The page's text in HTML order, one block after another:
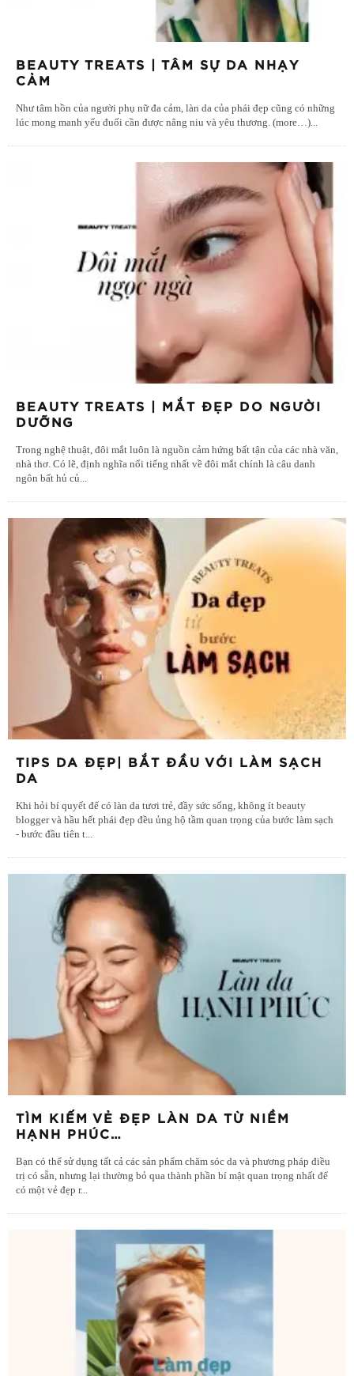
BEAUTY TREATS | TÂM SỰ DA NHẠY
CẢM
Như tâm hồn của người phụ nữ đa cảm, làn da của phái đẹp cũng có những
lúc mong manh yếu đuối cần được nâng niu và yêu thương. (more…)...
BEAUTY TREATS | MẮT ĐẸP DO NGƯỜI
DƯỠNG
Trong nghệ thuật, đôi mắt luôn là nguồn cảm hứng bất tận của các nhà văn,
nhà thơ. Có lẽ, định nghĩa nổi tiếng nhất về đôi mắt chính là câu danh
ngôn bất hủ củ...
TIPS DA ĐẸP| BẮT ĐẦU VỚI LÀM SẠCH
DA
Khi hỏi bí quyết để có làn da tươi trẻ, đầy sức sống, không ít beauty
blogger và hầu hết phái đẹp đều ủng hộ tầm quan trọng của bước làm sạch
- bước đầu tiên t
TÌM KIẾM VẺ ĐẸP LÀN DA TỪ NIỀM
HẠNH PHÚC…
Bạn có thể sử dụng tất cả các sản phẩm chăm sóc da và phương pháp điều
trị có sẵn, nhưng lại thường bỏ qua thành phần bí mật quan trọng nhất để
có một vẻ đẹp r...